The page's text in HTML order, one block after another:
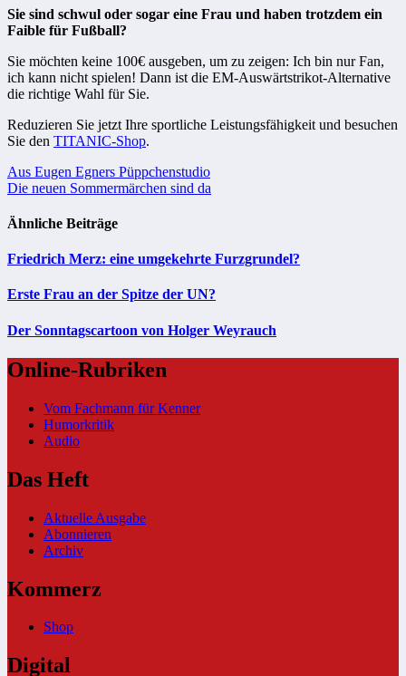
Sie sind schwul oder sogar eine Frau und haben trotzdem ein
Faible für Fußball?
Sie möchten keine 100€ ausgeben, um zu zeigen: Ich bin nur Fan,
ich kann nicht spielen! Dann ist die EM-Auswärtstrikot-Alternative
die richtige Wahl für Sie.
Reduzieren Sie jetzt Ihre sportliche Leistungsfähigkeit und besuchen
Sie den TITANIC-Shop.
Beitragsnavigation
Aus Eugen Egners Püppchenstudio
Die neuen Sommermärchen sind da
Ähnliche Beiträge
Friedrich Merz: eine umgekehrte Furzgrundel?
Erste Frau an der Spitze der UN?
Der Sonntagscartoon von Holger Weyrauch
Online-Rubriken
Vom Fachmann für Kenner
Humorkritik
Audio
Das Heft
Aktuelle Ausgabe
Abonnieren
Archiv
Kommerz
Shop
Digital